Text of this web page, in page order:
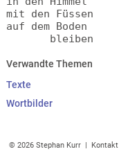
mit den Füssen
auf dem Boden
       bleiben
Verwandte Themen
Texte
Wortbilder
© 2026 Stephan Kurr | Kontakt